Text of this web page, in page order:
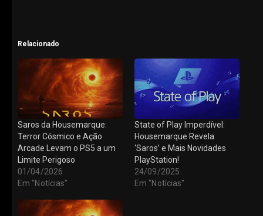
Relacionado
Saros da Housemarque:
Terror Cósmico e Ação
Arcade Levam o PS5 a um
Limite Perigoso
01/04/2026
Em "Notícias"
State of Play Imperdível:
Housemarque Revela
‘Saros’ e Mais Novidades
PlayStation!
24/09/2025
Em "Notícias"